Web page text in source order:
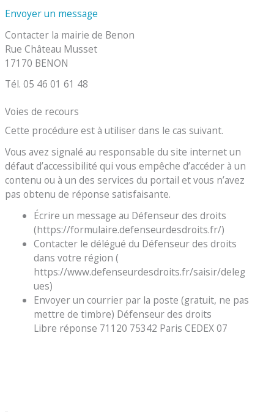
Envoyer un message
Contacter la mairie de Benon
Rue Château Musset
17170 BENON
Tél. 05 46 01 61 48
Voies de recours
Cette procédure est à utiliser dans le cas suivant.
Vous avez signalé au responsable du site internet un
défaut d’accessibilité qui vous empêche d’accéder à un
contenu ou à un des services du portail et vous n’avez
pas obtenu de réponse satisfaisante.
Écrire un message au Défenseur des droits
(https://formulaire.defenseurdesdroits.fr/)
Contacter le délégué du Défenseur des droits
dans votre région (
https://www.defenseurdesdroits.fr/saisir/deleg
ues)
Envoyer un courrier par la poste (gratuit, ne pas
mettre de timbre) Défenseur des droits
Libre réponse 71120 75342 Paris CEDEX 07